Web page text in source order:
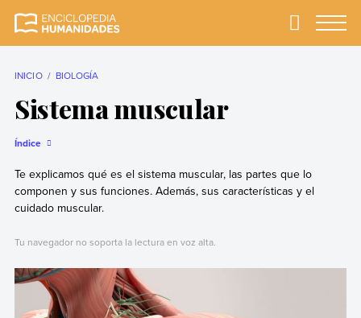
completa y más
Primary
INICIO BIOLOGÍA
Sistema muscular
Índice
Te explicamos qué es el sistema muscular, las partes que lo
componen y sus funciones. Además, sus características y el
cuidado muscular.
Tu navegador no soporta la lectura en voz alta.